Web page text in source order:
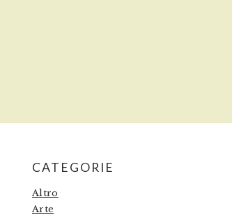
PRIMARY
SIDEBAR
CATEGORIE
Altro
Arte